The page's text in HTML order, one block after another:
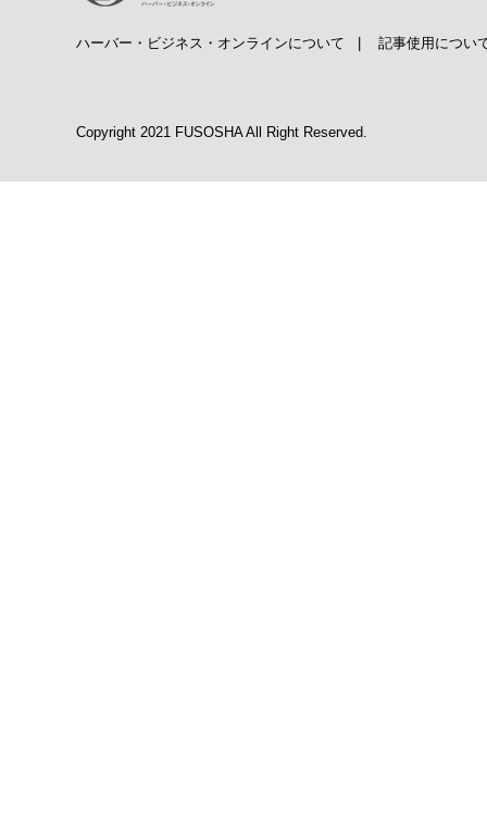
ハーバー・ビジネス・オンラインについて 記事使用につい
Copyright 2021 FUSOSHA All Right Reserved.